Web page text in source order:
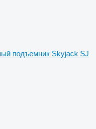
подъемник Skyjack SJ